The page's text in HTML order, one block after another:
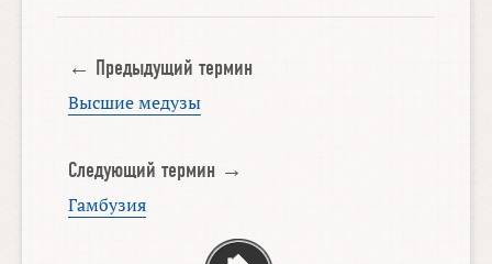
← Предыдущий термин
Высшие медузы
Следующий термин →
Гамбузия